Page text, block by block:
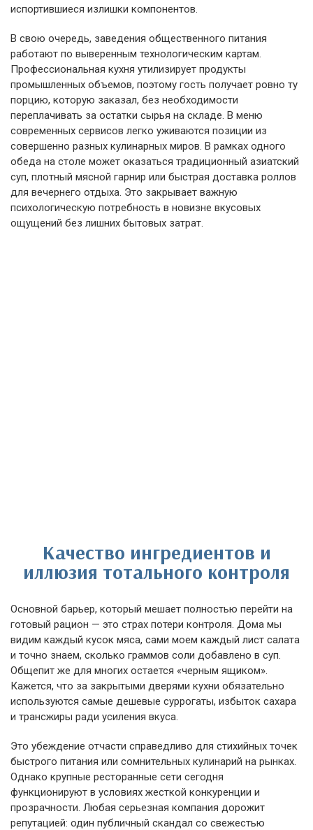
испортившиеся излишки компонентов.
В свою очередь, заведения общественного питания
работают по выверенным технологическим картам.
Профессиональная кухня утилизирует продукты
промышленных объемов, поэтому гость получает ровно ту
порцию, которую заказал, без необходимости
переплачивать за остатки сырья на складе. В меню
современных сервисов легко уживаются позиции из
совершенно разных кулинарных миров. В рамках одного
обеда на столе может оказаться традиционный азиатский
суп, плотный мясной гарнир или быстрая доставка роллов
для вечернего отдыха. Это закрывает важную
психологическую потребность в новизне вкусовых
ощущений без лишних бытовых затрат.
Качество ингредиентов и
иллюзия тотального контроля
Основной барьер, который мешает полностью перейти на
готовый рацион — это страх потери контроля. Дома мы
видим каждый кусок мяса, сами моем каждый лист салата
и точно знаем, сколько граммов соли добавлено в суп.
Общепит же для многих остается «черным ящиком».
Кажется, что за закрытыми дверями кухни обязательно
используются самые дешевые суррогаты, избыток сахара
и трансжиры ради усиления вкуса.
Это убеждение отчасти справедливо для стихийных точек
быстрого питания или сомнительных кулинарий на рынках.
Однако крупные ресторанные сети сегодня
функционируют в условиях жесткой конкуренции и
прозрачности. Любая серьезная компания дорожит
репутацией: один публичный скандал со свежестью